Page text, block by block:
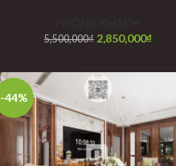
5,500,000₫ 2,850,000₫
-44%